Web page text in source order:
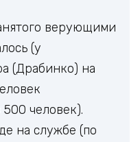
верующими
(у
(Драбинко) на
человек).
на службе (по